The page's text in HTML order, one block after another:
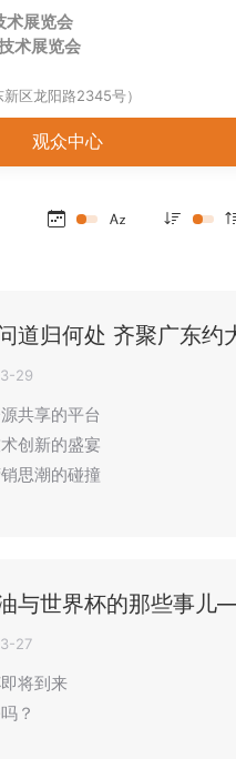
术展览会
术展览会
区龙阳路2345号）
观众中心
道归何处 齐聚广东约
29
共享的平台
创新的盛宴
思潮的碰撞
与世界杯的那些事儿
27
将到来
？
展商中心